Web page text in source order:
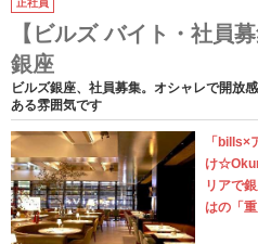
正社員
【ビルズ バイト・社員
銀座
ビルズ銀座、社員募集。オシャレで開放
ある雰囲気です
「bills×
け
リアで
はの「